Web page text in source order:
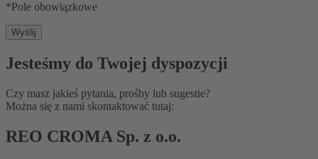
*Pole obowiązkowe
Jesteśmy do Twojej dyspozycji
Czy masz jakieś pytania, prośby lub sugestie?
Można się z nami skontaktować tutaj:
REO CROMA Sp. z o.o.